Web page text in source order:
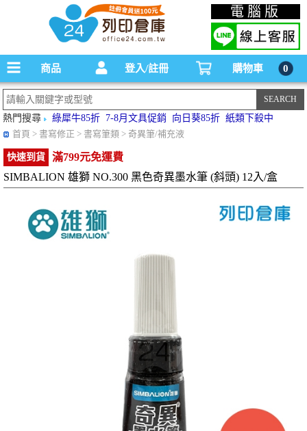
碳粉匣，墨水匣,原廠碳粉匣，副廠碳粉匣，環保碳粉匣,連續供墨印表機-office24列印
倉庫線上購物手機版
電腦版
商品 登入/註冊 購物車 0
熱門搜尋 綠犀牛85折 7-8月文具促銷 向日葵85折 紙類下殺中
首頁 > 書寫修正 > 書寫筆類 > 奇異筆/補充液
快速到貨
滿799元免運費
SIMBALION 雄獅 NO.300 黑色奇異墨水筆 (斜頭) 12入/盒